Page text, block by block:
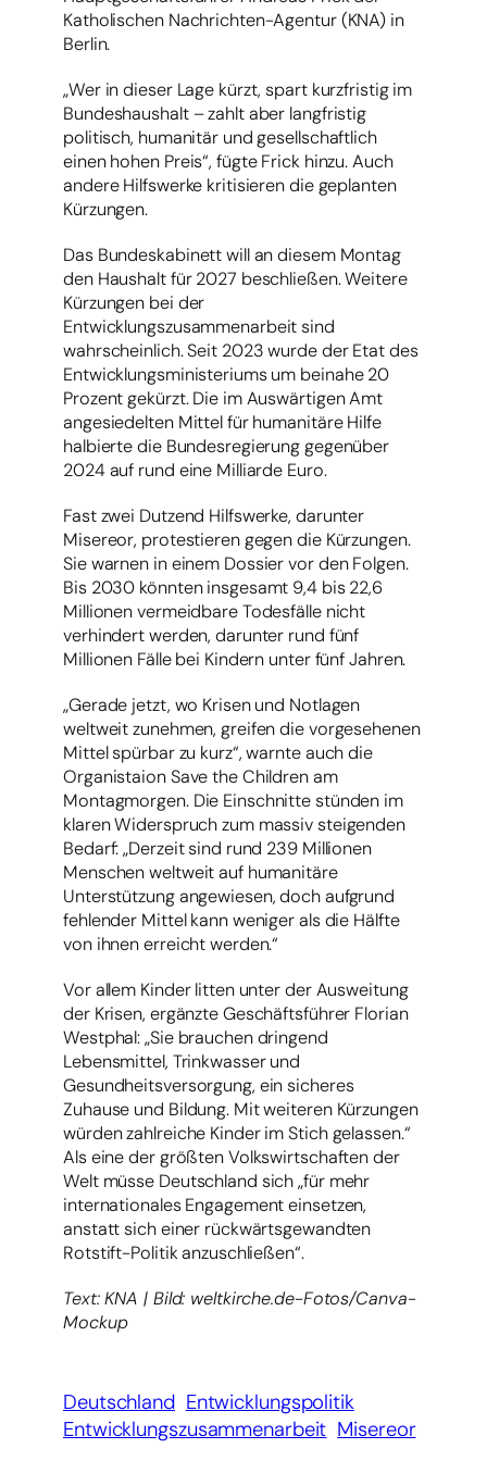
Katholischen Nachrichten-Agentur (KNA) in
Berlin.
„Wer in dieser Lage kürzt, spart kurzfristig im
Bundeshaushalt – zahlt aber langfristig
politisch, humanitär und gesellschaftlich
einen hohen Preis“, fügte Frick hinzu. Auch
andere Hilfswerke kritisieren die geplanten
Kürzungen.
Das Bundeskabinett will an diesem Montag
den Haushalt für 2027 beschließen. Weitere
Kürzungen bei der
Entwicklungszusammenarbeit sind
wahrscheinlich. Seit 2023 wurde der Etat des
Entwicklungsministeriums um beinahe 20
Prozent gekürzt. Die im Auswärtigen Amt
angesiedelten Mittel für humanitäre Hilfe
halbierte die Bundesregierung gegenüber
2024 auf rund eine Milliarde Euro.
Fast zwei Dutzend Hilfswerke, darunter
Misereor, protestieren gegen die Kürzungen.
Sie warnen in einem Dossier vor den Folgen.
Bis 2030 könnten insgesamt 9,4 bis 22,6
Millionen vermeidbare Todesfälle nicht
verhindert werden, darunter rund fünf
Millionen Fälle bei Kindern unter fünf Jahren.
„Gerade jetzt, wo Krisen und Notlagen
weltweit zunehmen, greifen die vorgesehenen
Mittel spürbar zu kurz“, warnte auch die
Organistaion Save the Children am
Montagmorgen. Die Einschnitte stünden im
klaren Widerspruch zum massiv steigenden
Bedarf: „Derzeit sind rund 239 Millionen
Menschen weltweit auf humanitäre
Unterstützung angewiesen, doch aufgrund
fehlender Mittel kann weniger als die Hälfte
von ihnen erreicht werden.“
Vor allem Kinder litten unter der Ausweitung
der Krisen, ergänzte Geschäftsführer Florian
Westphal: „Sie brauchen dringend
Lebensmittel, Trinkwasser und
Gesundheitsversorgung, ein sicheres
Zuhause und Bildung. Mit weiteren Kürzungen
würden zahlreiche Kinder im Stich gelassen.“
Als eine der größten Volkswirtschaften der
Welt müsse Deutschland sich „für mehr
internationales Engagement einsetzen,
anstatt sich einer rückwärtsgewandten
Rotstift-Politik anzuschließen“.
Text: KNA | Bild: weltkirche.de-Fotos/Canva-
Mockup
Deutschland Entwicklungspolitik
Entwicklungszusammenarbeit Misereor